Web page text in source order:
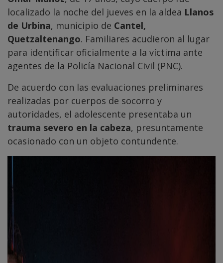
localizado la noche del jueves en la aldea Llanos
de Urbina, municipio de Cantel,
Quetzaltenango. Familiares acudieron al lugar
para identificar oficialmente a la víctima ante
agentes de la Policía Nacional Civil (PNC).
De acuerdo con las evaluaciones preliminares
realizadas por cuerpos de socorro y
autoridades, el adolescente presentaba un
trauma severo en la cabeza, presuntamente
ocasionado con un objeto contundente.